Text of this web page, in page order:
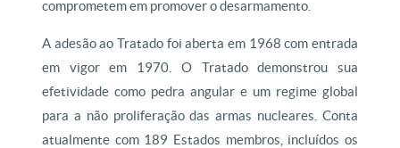
comprometem em promover o desarmamento.
A adesão ao Tratado foi aberta em 1968 com entrada
em vigor em 1970. O Tratado demonstrou sua
efetividade como pedra angular e um regime global
para a não proliferação das armas nucleares. Conta
atualmente com 189 Estados membros, incluídos os